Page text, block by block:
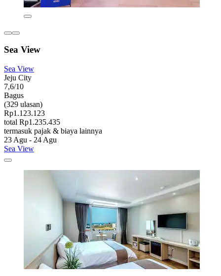
Sea View
Sea View
Jeju City
7,6/10
Bagus
(329 ulasan)
Rp1.123.123
total Rp1.235.435
termasuk pajak & biaya lainnya
23 Agu - 24 Agu
Sea View